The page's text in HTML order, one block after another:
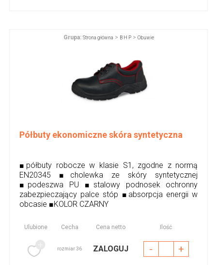
Grupa: Strona główna > B H P> Obuwie
Półbuty ekonomiczne skóra syntetyczna
■półbuty robocze w klasie S1, zgodne z normą
EN20345 ■cholewka ze skóry syntetycznej
■podeszwa PU ■stalowy podnosek ochronny
zabezpieczający palce stóp ■absorpcja energii w
obcasie ■KOLOR CZARNY
Ulubione Cecha Cena netto Ilość
rozmiar 36 ZALOGUJ - +